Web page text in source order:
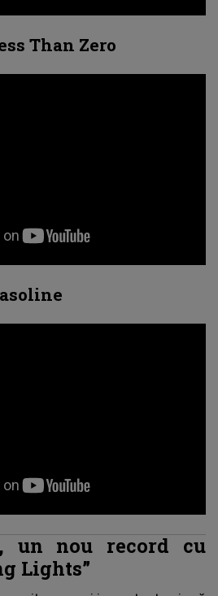
Than Zero
un nou record cu
Lights”